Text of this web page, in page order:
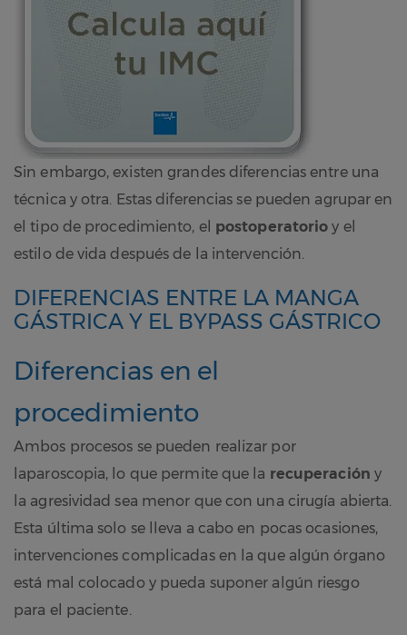
Sin embargo, existen grandes diferencias entre una
técnica y otra. Estas diferencias se pueden agrupar en
el tipo de procedimiento, el postoperatorio y el
estilo de vida después de la intervención.
DIFERENCIAS ENTRE LA MANGA
GÁSTRICA Y EL BYPASS GÁSTRICO
Diferencias en el
procedimiento
Ambos procesos se pueden realizar por
laparoscopia, lo que permite que la recuperación y
la agresividad sea menor que con una cirugía abierta.
Esta última solo se lleva a cabo en pocas ocasiones,
intervenciones complicadas en la que algún órgano
está mal colocado y pueda suponer algún riesgo
para el paciente.